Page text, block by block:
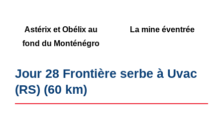
Astérix et Obélix au
fond du Monténégro
La mine éventrée
Jour 28 Frontière serbe à Uvac
(RS) (60 km)